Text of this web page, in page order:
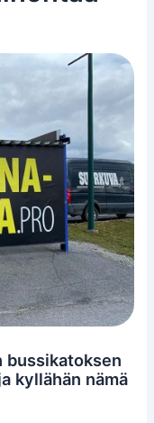
bussikatoksen
kyllähän nämä